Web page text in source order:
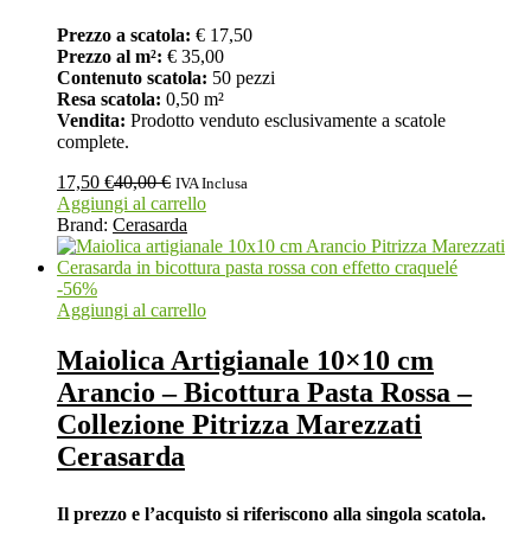
Prezzo a scatola: € 17,50
Prezzo al m²: € 35,00
Contenuto scatola: 50 pezzi
Resa scatola: 0,50 m²
Vendita: Prodotto venduto esclusivamente a scatole
complete.
17,50 €40,00€ IVA Inclusa
Aggiungi al carrello
Brand: Cerasarda
-56%
Aggiungi al carrello
Maiolica Artigianale 10×10 cm
Arancio – Bicottura Pasta Rossa –
Collezione Pitrizza Marezzati
Cerasarda
Il prezzo e l’acquisto si riferiscono alla singola scatola.